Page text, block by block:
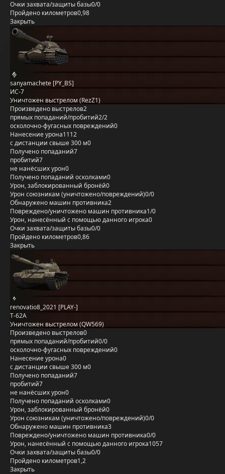
Очки захвата/защиты базы0/0
Пройдено километров0,98
Закрыть
sanyamachete [PY_BS]
ИС-7
Уничтожен выстрелом (RezZ1)
Произведено выстрелов2
прямых попаданий/пробитий2/2
осколочно-фугасных повреждений0
Нанесение урона1112
с дистанции свыше 300 м0
Получено попаданий7
пробитий7
не нанёсших урон0
Получено попаданий осколками0
Урон, заблокированный бронёй0
Урон союзникам (уничтожено/повреждений)0/0
Обнаружено машин противника2
Повреждено/уничтожено машин противника1/0
Урон, нанесённый с помощью данного игрока0
Очки захвата/защиты базы0/0
Пройдено километров0,86
Закрыть
renovatio8_2021 [PLAY-]
Т-62А
Уничтожен выстрелом (QW569)
Произведено выстрелов0
прямых попаданий/пробитий0/0
осколочно-фугасных повреждений0
Нанесение урона0
с дистанции свыше 300 м0
Получено попаданий7
пробитий7
не нанёсших урон0
Получено попаданий осколками0
Урон, заблокированный бронёй0
Урон союзникам (уничтожено/повреждений)0/0
Обнаружено машин противника3
Повреждено/уничтожено машин противника0/0
Урон, нанесённый с помощью данного игрока1057
Очки захвата/защиты базы0/0
Пройдено километров1,2
Закрыть